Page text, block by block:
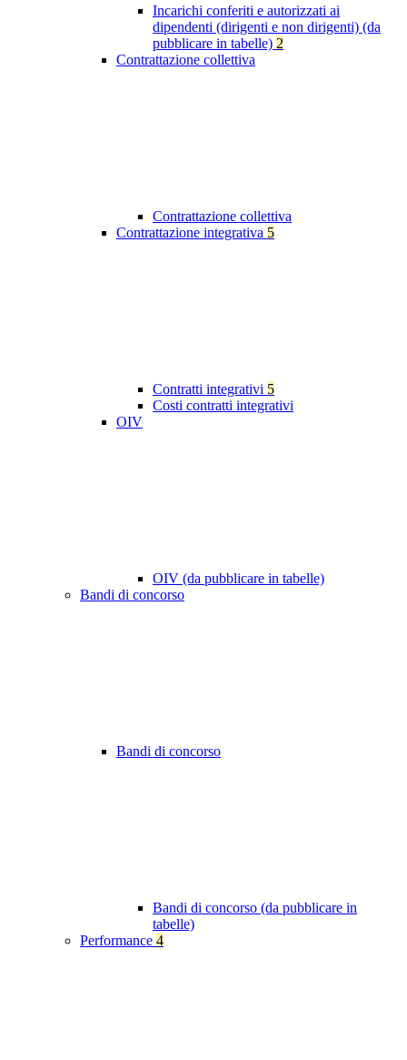
Incarichi conferiti e autorizzati ai
dipendenti (dirigenti e non dirigenti) (da
pubblicare in tabelle) 2
Contrattazione collettiva
Contrattazione collettiva
Contrattazione integrativa 5
Contratti integrativi 5
Costi contratti integrativi
OIV
OIV (da pubblicare in tabelle)
Bandi di concorso
Bandi di concorso
Bandi di concorso (da pubblicare in
tabelle)
Performance 4